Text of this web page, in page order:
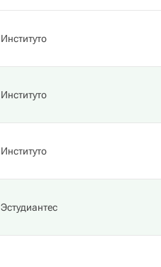
Институто
Институто
Институто
Эстудиантес